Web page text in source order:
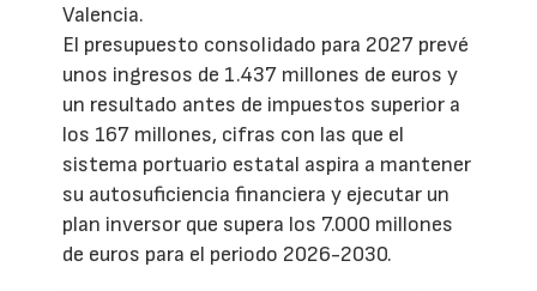
Valencia.
El presupuesto consolidado para 2027 prevé
unos ingresos de 1.437 millones de euros y
un resultado antes de impuestos superior a
los 167 millones, cifras con las que el
sistema portuario estatal aspira a mantener
su autosuficiencia financiera y ejecutar un
plan inversor que supera los 7.000 millones
de euros para el periodo 2026-2030.